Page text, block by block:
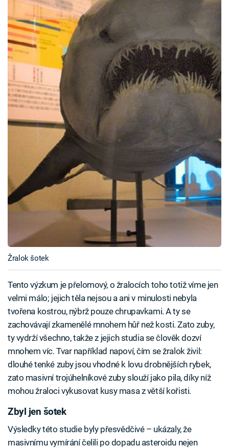
Žralok šotek
Tento výzkum je přelomový, o žralocích toho totiž víme jen
velmi málo; jejich těla nejsou a ani v minulosti nebyla
tvořena kostrou, nýbrž pouze chrupavkami. A ty se
zachovávají zkamenělé mnohem hůř než kosti. Zato zuby,
ty vydrží všechno, takže z jejich studia se člověk dozví
mnohem víc. Tvar například napoví, čím se žralok živil:
dlouhé tenké zuby jsou vhodné k lovu drobnějších rybek,
zato masivní trojúhelníkové zuby slouží jako pila, díky níž
mohou žraloci vykusovat kusy masa z větší kořisti.
Zbyl jen šotek
Výsledky této studie byly přesvědčivé – ukázaly, že
masivnímu vymírání čelili po dopadu asteroidu nejen